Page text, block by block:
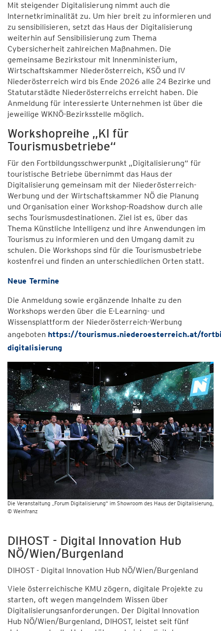
Mit steigender Digitalisierung nimmt auch die
Internetkriminalität zu. Um hier breit zu informieren und
zu sensibilisieren, setzt das Haus der Digitalisierung
weiterhin auf Sensibilisierung zum Thema
Cybersicherheit zahlreichen Maßnahmen. Die
gemeinsame Bezirkstour mit Innenministerium,
Wirtschaftskammer Niederösterreich, KSÖ und IV
Niederösterreich wird bis Ende 2026 alle 24 Bezirke und
Statutarstädte Niederösterreichs erreicht haben. Die
Anmeldung für interessierte Unternehmen ist über die
jeweilige WKNÖ-Bezirksstelle möglich.
Workshopreihe „KI für
Tourismusbetriebe“
Für den Fortbildungsschwerpunkt „Digitalisierung“ für
touristische Betriebe übernimmt das Haus der
Digitalisierung gemeinsam mit der Niederösterreich-
Werbung und der Wirtschaftskammer NÖ die Planung
und Organisation einer Workshop-Roadshow durch alle
sechs Tourismusdestinationen. Ziel ist es, über das
Thema Künstliche Intelligenz und ihre Anwendungen im
Tourismus zu informieren und den Umgang damit zu
schulen. Die Workshops sind für die Tourismusbetriebe
kostenfrei und finden an unterschiedlichen Orten statt.
Neue Termine
Die Anmeldung sowie ergänzende Inhalte zu den
Workshops werden über die E-Learning- und
Wissensplattform der Niederösterreich-Werbung
angeboten https://tourismus.niederoesterreich.at/
digitalisierung
Die Veranstaltung „Forum Digitalisierung“ im Showroom des Haus der Digitalisierung
© Weinfranz
DIHOST - Digital Innovation Hub
NÖ/Wien/Burgenland
DIHOST - Digital Innovation Hub NÖ/Wien/Burgenland
Viele österreichische KMU zögern, digitale Projekte zu
starten, oft wegen mangelndem Wissen über
Digitalisierungsanforderungen. Der Digital Innovation
Hub NÖ/Wien/Burgenland, DIHOST, leistet seit fünf